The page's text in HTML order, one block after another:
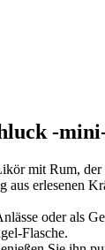
-
mit Rum, der
aus erlesenen
oder als
Flasche.